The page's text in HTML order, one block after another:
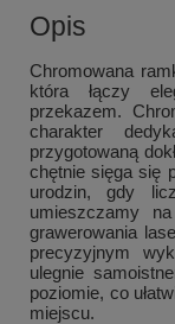
Opis
Chromowana
która łączy
przekazem.
charakter
przygotowaną
chętnie sięga się
urodzin, gdy
umieszczamy
grawerowania
precyzyjnym
ulegnie
poziomie, co
miejscu.